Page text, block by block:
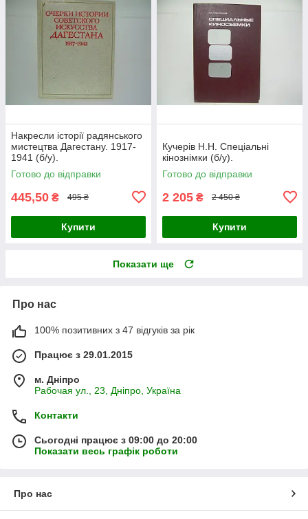
Накресли історії радянського
мистецтва Дагестану. 1917-
1941 (б/у).
Готово до відправки
445,50 ₴ 495 ₴
Купити
Кучерів Н.Н. Спеціальні
кінознімки (б/у).
Готово до відправки
2 205 ₴ 2 450 ₴
Купити
Показати ще
Про нас
100% позитивних з 47 відгуків за рік
Працює з 29.01.2015
м. Дніпро
Рабочая ул., 23, Дніпро, Україна
Контакти
Сьогодні працює з 09:00 до 20:00
Показати весь графік роботи
Про нас